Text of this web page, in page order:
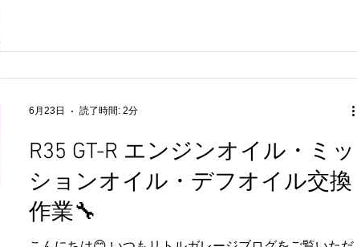
状態 🔧 タイヤの溝や空気圧 🔧 バッテリーの状態 🔧 ライ
た、強風が予想される場合は飛来物の少ない場所へ駐車
とも大切です👍 R35 GT-Rをはじめとしたスポーツカーは
車高が低い車両も多いため、冠水した道路への進入は避
け、安全を最優先に行動しましょう🚗💨 台風シーズンは
愛車への影響も心配な時期ですが、事前の点検や備えに
R35 GT-R エンジンオイル・ミッ
ションオイル・デフオイル交換
作業🔧
6月23日 読了時間: 2分